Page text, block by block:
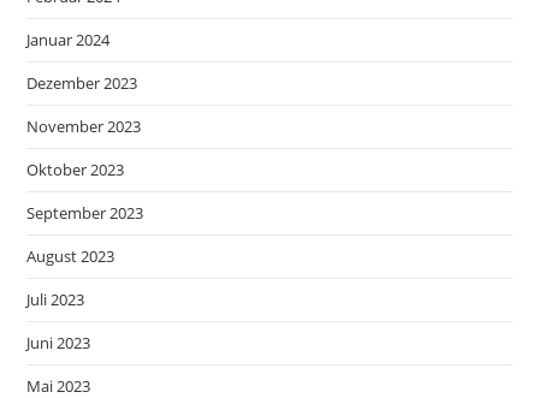
Januar 2024
Dezember 2023
November 2023
Oktober 2023
September 2023
August 2023
Juli 2023
Juni 2023
Mai 2023